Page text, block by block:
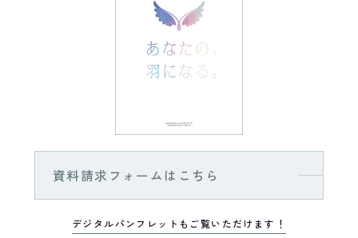
資料請求フォームはこちら
デジタルパンフレットもご覧いただけます！